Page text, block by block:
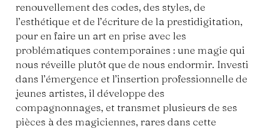
renouvellement des codes, des styles, de
l’esthétique et de l’écriture de la prestidigitation,
pour en faire un art en prise avec les
problématiques contemporaines : une magie qui
nous réveille plutôt que de nous endormir. Investi
dans l’émergence et l’insertion professionnelle de
jeunes artistes, il développe des
compagnonnages, et transmet plusieurs de ses
pièces à des magiciennes, rares dans cette